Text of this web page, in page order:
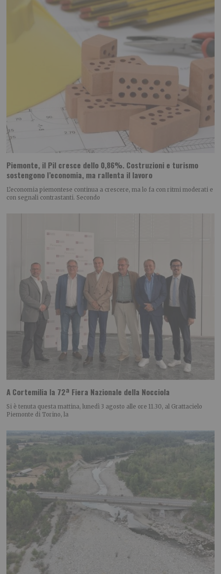
Piemonte, il Pil cresce dello 0,86%. Costruzioni e turismo
sostengono l’economia, ma rallenta il lavoro
L’economia piemontese continua a crescere, ma lo fa con ritmi moderati e
con segnali contrastanti. Secondo
A Cortemilia la 72ª Fiera Nazionale della Nocciola
Si è tenuta questa mattina, lunedì 3 agosto alle ore 11.30, al Grattacielo
Piemonte di Torino, la